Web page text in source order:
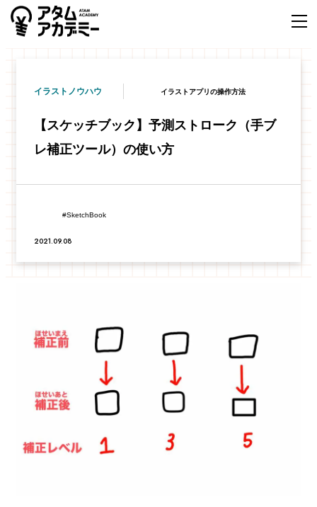
イラストノウハウ イラストアプリの操作方法
【スケッチブック】予測ストローク（手ブ
レ補正ツール）の使い方
SketchBook
2021.09.08